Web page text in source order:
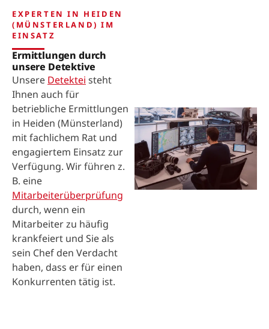
EXPERTEN IN HEIDEN
(MÜNSTERLAND) IM
EINSATZ
Ermittlungen durch
unsere Detektive
Unsere Detektei steht
Ihnen auch für
betriebliche Ermittlungen
in Heiden (Münsterland)
mit fachlichem Rat und
engagiertem Einsatz zur
Verfügung. Wir führen z.
B. eine
Mitarbeiterüberprüfung
durch, wenn ein
Mitarbeiter zu häufig
krankfeiert und Sie als
sein Chef den Verdacht
haben, dass er für einen
Konkurrenten tätig ist.